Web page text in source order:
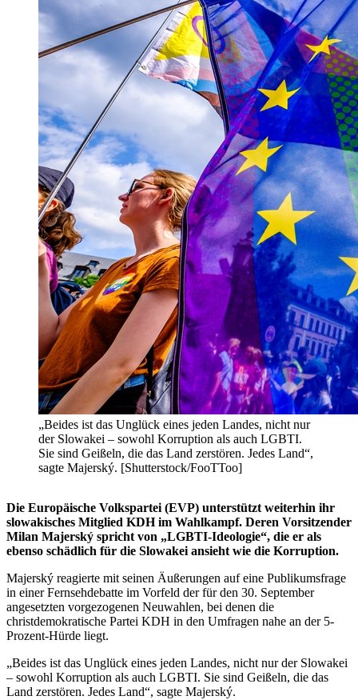
„Beides ist das Unglück eines jeden Landes, nicht nur
der Slowakei – sowohl Korruption als auch LGBTI.
Sie sind Geißeln, die das Land zerstören. Jedes Land“,
sagte Majerský. [Shutterstock/FooTToo]
Die Europäische Volkspartei (EVP) unterstützt weiterhin ihr
slowakisches Mitglied KDH im Wahlkampf. Deren Vorsitzender
Milan Majerský spricht von „LGBTI-Ideologie“, die er als
ebenso schädlich für die Slowakei ansieht wie die Korruption.
Majerský reagierte mit seinen Äußerungen auf eine Publikumsfrage
in einer Fernsehdebatte im Vorfeld der für den 30. September
angesetzten vorgezogenen Neuwahlen, bei denen die
christdemokratische Partei KDH in den Umfragen nahe an der 5-
Prozent-Hürde liegt.
„Beides ist das Unglück eines jeden Landes, nicht nur der Slowakei
– sowohl Korruption als auch LGBTI. Sie sind Geißeln, die das
Land zerstören. Jedes Land“, sagte Majerský.